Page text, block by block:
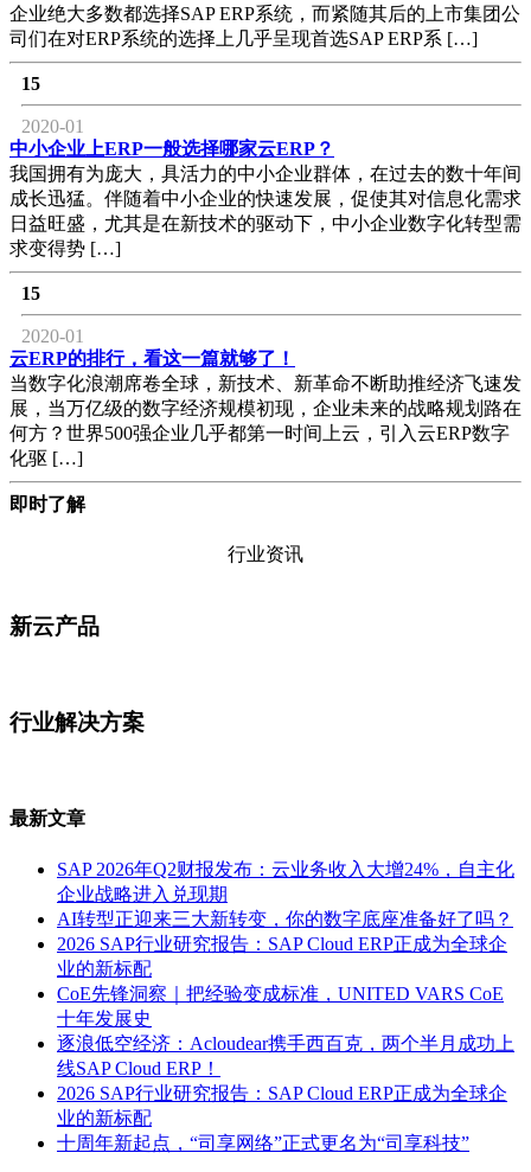
企业绝大多数都选择SAP ERP系统，而紧随其后的上市集团公
司们在对ERP系统的选择上几乎呈现首选SAP ERP系 […]
15
2020-01
中小企业上ERP一般选择哪家云ERP？
我国拥有为庞大，具活力的中小企业群体，在过去的数十年间
成长迅猛。伴随着中小企业的快速发展，促使其对信息化需求
日益旺盛，尤其是在新技术的驱动下，中小企业数字化转型需
求变得势 […]
15
2020-01
云ERP的排行，看这一篇就够了！
当数字化浪潮席卷全球，新技术、新革命不断助推经济飞速发
展，当万亿级的数字经济规模初现，企业未来的战略规划路在
何方？世界500强企业几乎都第一时间上云，引入云ERP数字
化驱 […]
即时了解
行业资讯
新云产品
行业解决方案
最新文章
SAP 2026年Q2财报发布：云业务收入大增24%，自主化
企业战略进入兑现期
AI转型正迎来三大新转变，你的数字底座准备好了吗？
2026 SAP行业研究报告：SAP Cloud ERP正成为全球企
业的新标配
CoE先锋洞察｜把经验变成标准，UNITED VARS CoE
十年发展史
逐浪低空经济：Acloudear携手西百克，两个半月成功上
线SAP Cloud ERP！
2026 SAP行业研究报告：SAP Cloud ERP正成为全球企
业的新标配
十周年新起点，“司享网络”正式更名为“司享科技”